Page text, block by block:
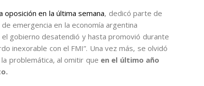
en la última semana, dedicó parte de
emergencia en la economía argentina
el gobierno desatendió y hasta promovió durante
inexorable con el FMI”. Una vez más, se olvidó
problemática, al omitir que en el último año